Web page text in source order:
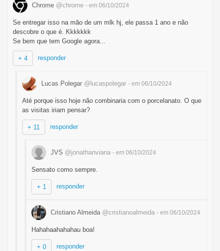
Chrome @chrome - em 06/10/2024
Se entregar isso na mão de um mlk hj, ele passa 1 ano e não
descobre o que é. Kkkkkkk
Se bem que tem Google agora...
+ 4 responder
Lucas Polegar @lucaspolegar - em 06/10/2024
Até porque isso hoje não combinaria com o porcelanato. O que
as visitas iriam pensar?
+ 11 responder
JVS @jonathanviana - em 06/10/2024
Sensato como sempre.
+ 1 responder
Cristiano Almeida @cristianoalmeida - em 06/10/2024
Hahahaahahahau boa!
+ 0 responder